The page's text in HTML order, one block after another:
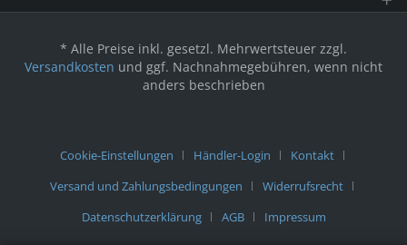
* Alle Preise inkl. gesetzl. Mehrwertsteuer zzgl.
Versandkosten und ggf. Nachnahmegebühren, wenn nicht
anders beschrieben
Cookie-Einstellungen Händler-Login
Kontakt
Versand und Zahlungsbedingungen
Widerrufsrecht
Datenschutzerklärung
AGB Impressum